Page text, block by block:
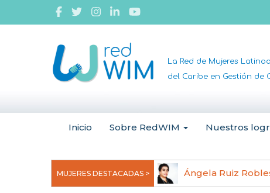
La Red de Mujeres
del Caribe en Gestión de
Inicio Sobre RedWIM Nuestros
MUJERES DESTACADAS >
Uchegbu, pionera en
Ángela Ruiz